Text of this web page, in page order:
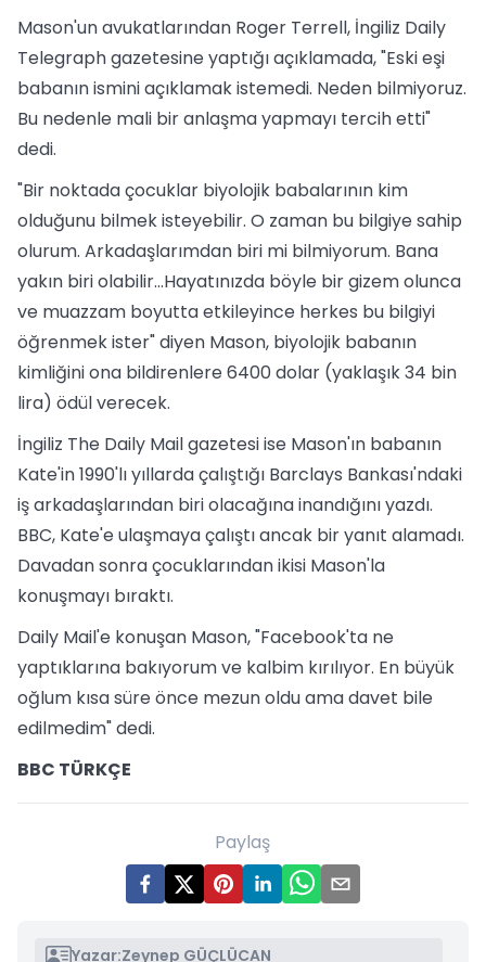
Mason'un avukatlarından Roger Terrell, İngiliz Daily
Telegraph gazetesine yaptığı açıklamada, "Eski eşi
babanın ismini açıklamak istemedi. Neden bilmiyoruz.
Bu nedenle mali bir anlaşma yapmayı tercih etti"
dedi.
"Bir noktada çocuklar biyolojik babalarının kim
olduğunu bilmek isteyebilir. O zaman bu bilgiye sahip
olurum. Arkadaşlarımdan biri mi bilmiyorum. Bana
yakın biri olabilir...Hayatınızda böyle bir gizem olunca
ve muazzam boyutta etkileyince herkes bu bilgiyi
öğrenmek ister" diyen Mason, biyolojik babanın
kimliğini ona bildirenlere 6400 dolar (yaklaşık 34 bin
lira) ödül verecek.
İngiliz The Daily Mail gazetesi ise Mason'ın babanın
Kate'in 1990'lı yıllarda çalıştığı Barclays Bankası'ndaki
iş arkadaşlarından biri olacağına inandığını yazdı.
BBC, Kate'e ulaşmaya çalıştı ancak bir yanıt alamadı.
Davadan sonra çocuklarından ikisi Mason'la
konuşmayı bıraktı.
Daily Mail'e konuşan Mason, "Facebook'ta ne
yaptıklarına bakıyorum ve kalbim kırılıyor. En büyük
oğlum kısa süre önce mezun oldu ama davet bile
edilmedim" dedi.
BBC TÜRKÇE
Paylaş
Yazar:Zeynep GÜÇLÜCAN